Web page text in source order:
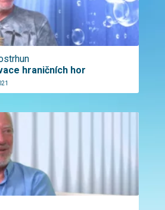
hraničních hor